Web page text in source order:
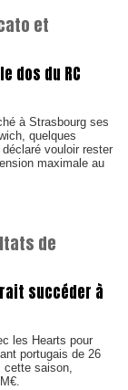
et
dos du RC
à Strasbourg ses
quelques
vouloir rester
maximale au
de
succéder à
les Hearts pour
portugais de 26
cette saison,